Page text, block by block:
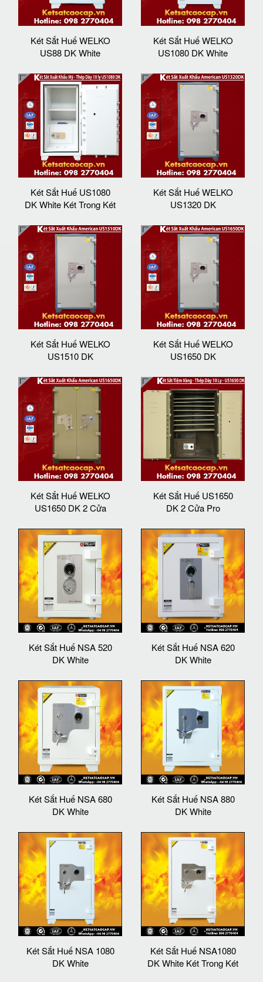
Két Sắt Huế WELKO
US88 DK White
Két Sắt Huế WELKO
US1080 DK White
Két Sắt Huế US1080
DK White Két Trong Két
Két Sắt Huế WELKO
US1320 DK
Két Sắt Huế WELKO
US1510 DK
Két Sắt Huế WELKO
US1650 DK
Két Sắt Huế WELKO
US1650 DK 2 Cửa
Két Sắt Huế US1650
DK 2 Cửa Pro
Két Sắt Huế NSA 520
DK White
Két Sắt Huế NSA 620
DK White
Két Sắt Huế NSA 680
DK White
Két Sắt Huế NSA 880
DK White
Két Sắt Huế NSA 1080
DK White
Két Sắt Huế NSA1080
DK White Két Trong Két